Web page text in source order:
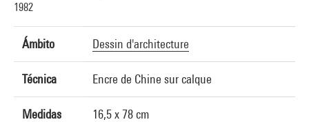
1982
Ámbito Dessin d'architecture
Técnica Encre de Chine sur calque
Medidas 16,5 x 78 cm
Difusión de la imagen :